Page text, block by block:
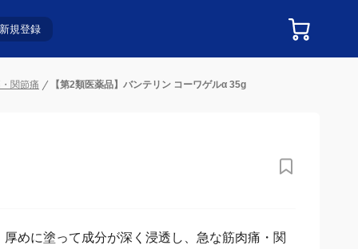
新規登録
関節痛 【第2類医薬品】バンテリン コーワゲルα 35g
厚めに塗って成分が深く浸透し、急な筋肉痛・関